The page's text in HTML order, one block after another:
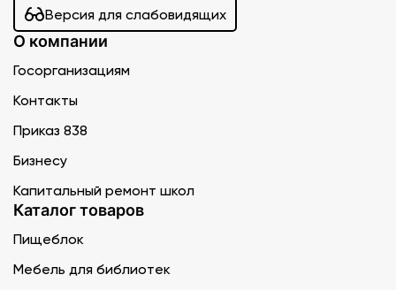
Версия для слабовидящих
О компании
Госорганизациям
Контакты
Приказ 838
Бизнесу
Капитальный ремонт школ
Каталог товаров
Пищеблок
Мебель для библиотек